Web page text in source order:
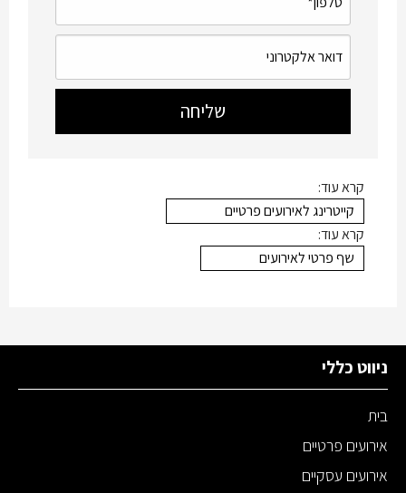
קרא עוד:
קייטרינג לאירועים פרטיים
קרא עוד:
שף פרטי לאירועים
ניווט כללי
בית
אירועים פרטיים
אירועים עסקיים